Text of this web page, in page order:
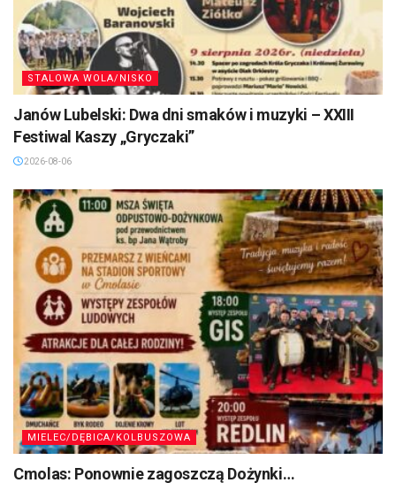
STALOWA WOLA/NISKO
Janów Lubelski: Dwa dni smaków i muzyki – XXIII
Festiwal Kaszy „Gryczaki”
2026-08-06
MIELEC/DĘBICA/KOLBUSZOWA
Cmolas: Ponownie zagoszczą Dożynki…